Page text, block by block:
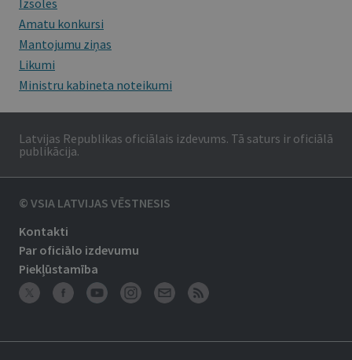
Izsoles
Amatu konkursi
Mantojumu ziņas
Likumi
Ministru kabineta noteikumi
Latvijas Republikas oficiālais izdevums. Tā saturs ir oficiālā
publikācija.
© VSIA LATVIJAS VĒSTNESIS
Kontakti
Par oficiālo izdevumu
Piekļūstamība